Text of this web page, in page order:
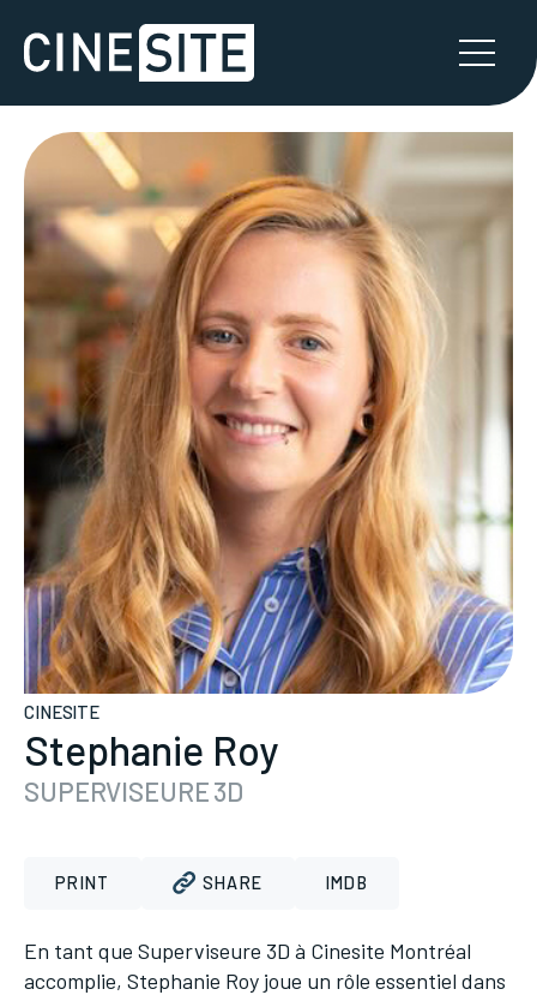
CINESITE
Stephanie Roy
SUPERVISEURE 3D
PRINT SHARE IMDB
En tant que Superviseure 3D à Cinesite Montréal
accomplie, Stephanie Roy joue un rôle essentiel dans